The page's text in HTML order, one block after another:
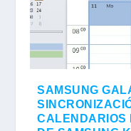
SAMSUNG
CALENDARIOS